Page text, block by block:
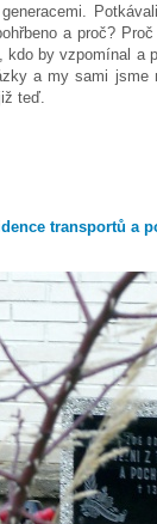
a proč?
by vzpomínal
a my sami
teď.
transportů a